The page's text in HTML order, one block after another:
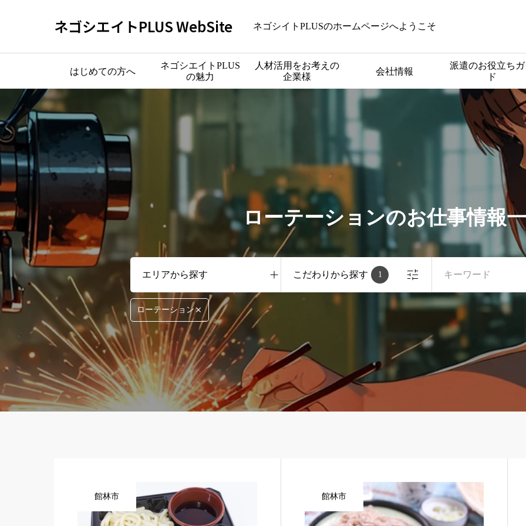
ネゴシエイトPLUS WebSite ネゴシイトPLUSのホームページへようこそ
はじめての方へ
ネゴシエイトPLUS
の魅力
人材活用をお考えの
企業様
会社情報
派遣のお役立ち
ド
ローテーションのお仕事情報
こだわりから探す 1
ローテーション
館林市 館林市